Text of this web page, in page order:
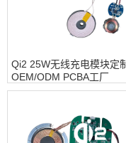
Qi2 25W无线充电模块定
OEM/ODM PCBA工厂